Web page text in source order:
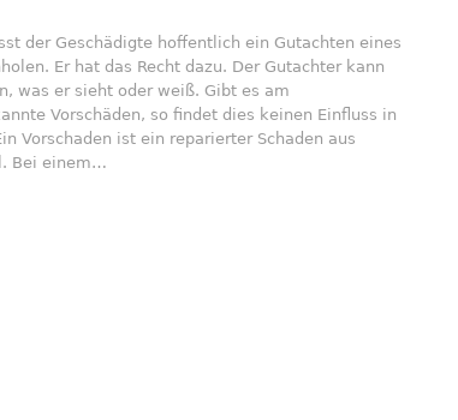
der Geschädigte hoffentlich ein Gutachten eines
Er hat das Recht dazu. Der Gutachter kann
was er sieht oder weiß. Gibt es am
Vorschäden, so findet dies keinen Einfluss in
Vorschaden ist ein reparierter Schaden aus
Bei einem…